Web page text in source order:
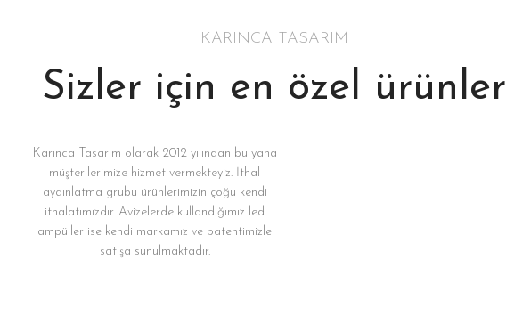
KARINCA TASARIM
Sizler için en özel ürünler
Karınca Tasarım olarak 2012 yılından bu yana
müşterilerimize hizmet vermekteyiz. İthal
aydınlatma grubu ürünlerimizin çoğu kendi
ithalatımızdır. Avizelerde kullandığımız led
ampüller ise kendi markamız ve patentimizle
satışa sunulmaktadır.